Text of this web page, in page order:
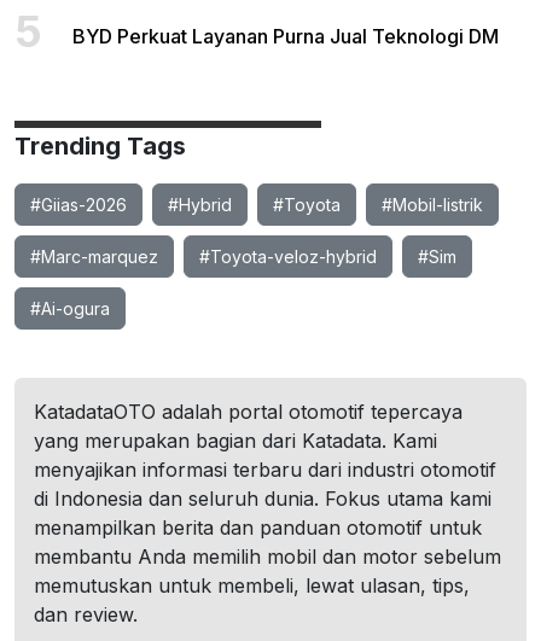
5 BYD Perkuat Layanan Purna Jual Teknologi DM
Trending Tags
#Giias-2026 #Hybrid #Toyota #Mobil-listrik
#Marc-marquez #Toyota-veloz-hybrid #Sim
#Ai-ogura
KatadataOTO adalah portal otomotif tepercaya
yang merupakan bagian dari Katadata. Kami
menyajikan informasi terbaru dari industri otomotif
di Indonesia dan seluruh dunia. Fokus utama kami
menampilkan berita dan panduan otomotif untuk
membantu Anda memilih mobil dan motor sebelum
memutuskan untuk membeli, lewat ulasan, tips,
dan review.